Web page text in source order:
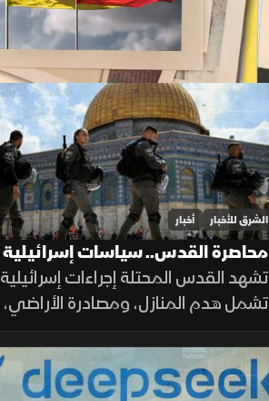
00:12/01:21
الشرق للأخبار أخبار
محاصرة القدس.. سياسات إسرائيلية
تشهد القدس المحتلة إجراءات
تشمل هدم المنازل، ومصادرة
المستوطنات، وتسوية الأراضي، وسط
من تغيير الواقع الديموغرافي
للمدينة.